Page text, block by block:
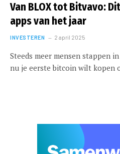
Van BLOX tot Bitvavo:
apps van het jaar
INVESTEREN 2 april 2025
Steeds meer mensen stappen
nu je eerste bitcoin wilt kopen